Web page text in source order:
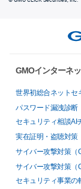
GMOインターネ
世界初総合ネットセ
パスワード漏洩診断
セキュリティ相談AI
実在証明・盗聴対策
サイバー攻撃対策（
サイバー攻撃対策（
セキュリティ事業の